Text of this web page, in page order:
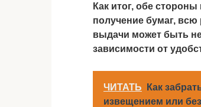
Как итог, обе
получение бумаг,
выдачи может быть
зависимости от
ЧИТАТЬ
Как
извещением или без